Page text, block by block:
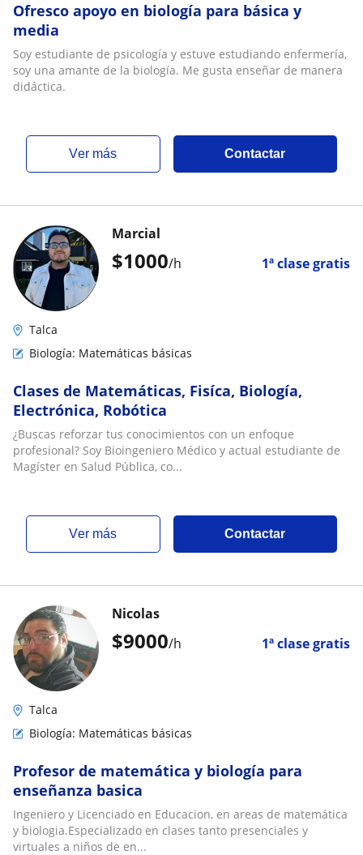
Ofresco apoyo en biología para básica y
media
Soy estudiante de psicología y estuve estudiando enfermería,
soy una amante de la biología. Me gusta enseñar de manera
didáctica.
ver más Contactar
$1000/h 1ª clase gratis
Marcial
Talca
Biología: Matemáticas básicas
Clases de Matemáticas, Fisíca, Biología,
Electrónica, Robótica
¿Buscas reforzar tus conocimientos con un enfoque
profesional? Soy Bioingeniero Médico y actual estudiante de
Magíster en Salud Pública, co...
ver más Contactar
$9000/h 1ª clase gratis
Nicolas
Talca
Biología: Matemáticas básicas
Profesor de matemática y biología para
enseñanza basica
Ingeniero y Licenciado en Educacion, en areas de matemática
y biologia.Especializado en clases tanto presenciales y
virtuales a niños de en...